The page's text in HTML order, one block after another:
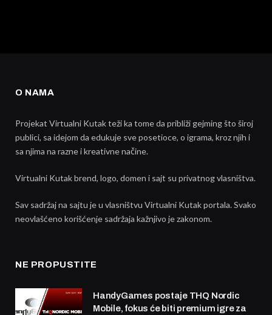
O NAMA
Projekat Virtualni Kutak teži ka tome da približi gejming što široj
publici, sa idejom da edukuje sve posetioce, o igrama, kroz njih i
sa njima na razne i kreativne načine.
Virtualni Kutak brend, logo, domen i sajt su privatnog vlasništva.
Sav sadržaj na sajtu je u vlasništvu Virtualni Kutak portala. Svako
neovlašćeno korišćenje sadržaja kažnjivo je zakonom.
NE PROPUSTITE
HandyGames postaje THQ Nordic
Mobile, fokus će biti premium igre za